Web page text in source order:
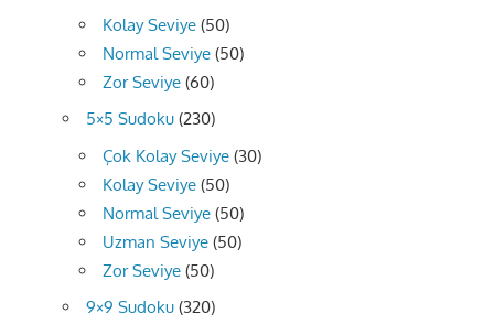
Kolay Seviye (50)
Normal Seviye (50)
Zor Seviye (60)
5×5 Sudoku (230)
Çok Kolay Seviye (30)
Kolay Seviye (50)
Normal Seviye (50)
Uzman Seviye (50)
Zor Seviye (50)
9×9 Sudoku (320)